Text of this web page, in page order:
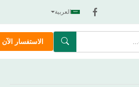
العربية
الاستفسار الآن